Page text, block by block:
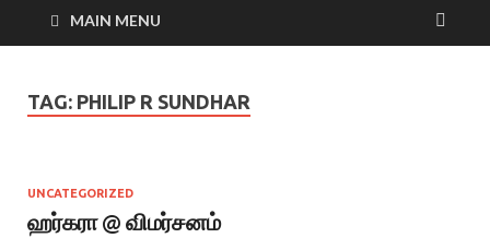
MAIN MENU
TAG: PHILIP R SUNDHAR
UNCATEGORIZED
ஹர்கரா @ விமர்சனம்